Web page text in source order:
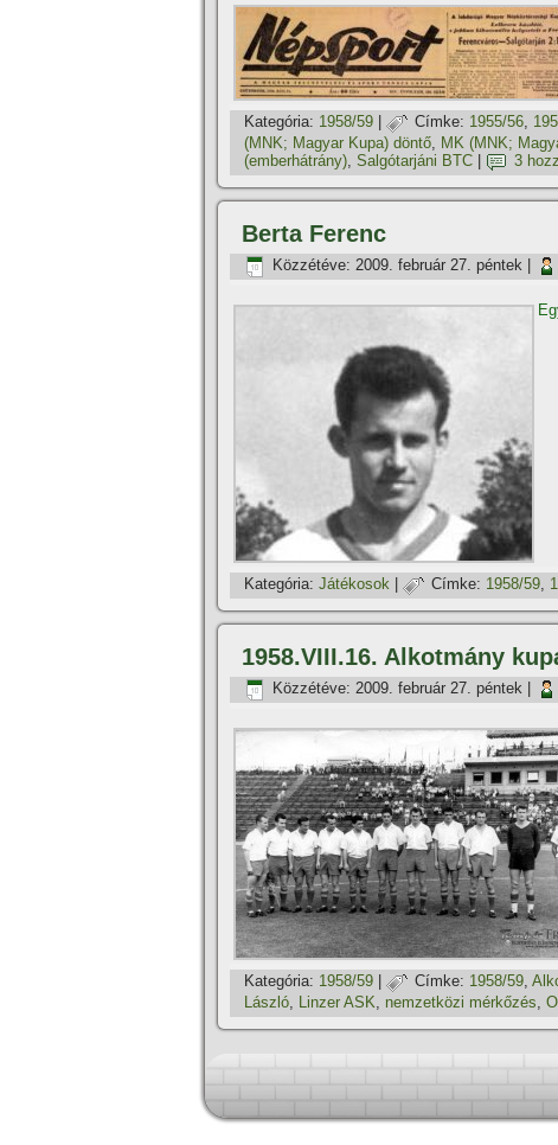
Kategória: 1958/59 Címke: 1955/56,
(MNK; Magyar Kupa) döntő, MK (MNK;
(emberhátrány), Salgótarjáni BTC 3
Berta Ferenc
Közzétéve: 2009. február 27. péntek
Kategória: Játékosok Címke: 1958/59,
1958.VIII.16. Alkotmány
Közzétéve: 2009. február 27. péntek
Kategória: 1958/59 Címke: 1958/59,
László, Linzer ASK, nemzetközi mérkőzés,